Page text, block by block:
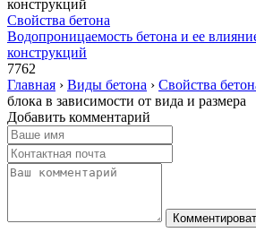
Свойства бетона
Водопроницаемость бетона и ее
конструкций
7762
Главная › Виды бетона › Свойства
блока в зависимости от вида и размера
Добавить комментарий